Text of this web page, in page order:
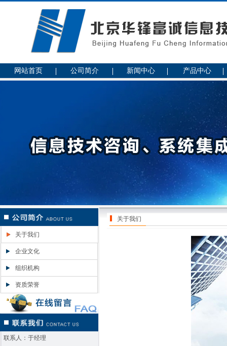
网站首页 公司简介 新闻中心 产品中心
关于我们
企业文化
组织机构
资质荣誉
联系人：于经理
关于我们